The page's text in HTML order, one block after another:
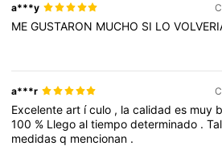
a***y
MEGUSTARON MUCHO SI LO
a***r
Excelenteart ículo , lacalidades muy
100 % Llegoaltiempodeterminado .
medidasq mencionan .